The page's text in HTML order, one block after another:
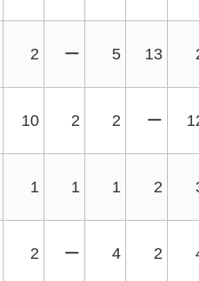
2 ー 5 13
10 2 2 ー
1 1 1 2
2 ー 4 2